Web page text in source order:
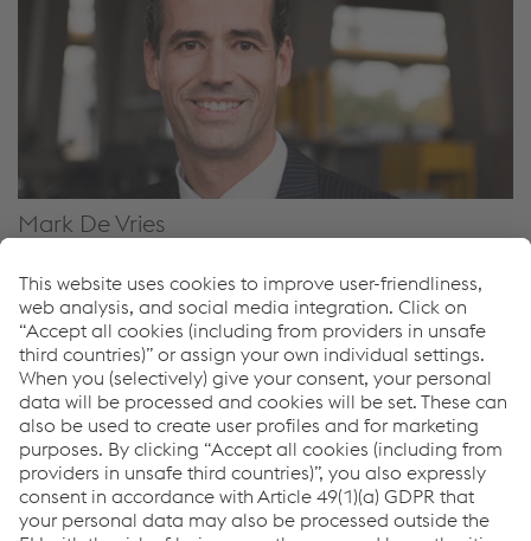
Mark De Vries
voestalpine Turnout Technology Germany GmbH)
T.+31/35/6889639
Enviar e-mail
Downloads
Track SolutionsPDF | 1,72 MB